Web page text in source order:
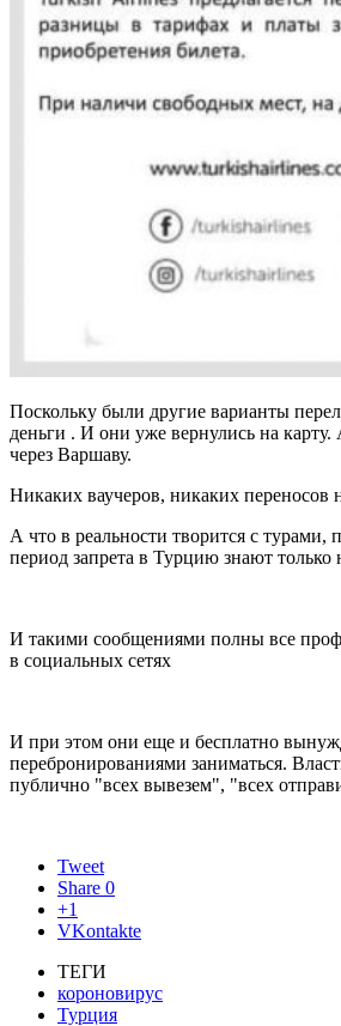
Поскольку были другие варианты
деньги . И они уже вернулись на
через Варшаву.
Никаких ваучеров, никаких переносов
А что в реальности творится с турами,
период запрета в Турцию знают только
И такими сообщениями полны все
в социальных сетях
И при этом они еще и бесплатно
перебронированиями заниматься.
публично "всех вывезем", "всех
Tweet
Share 0
+1
VKontakte
ТЕГИ
короновирус
Турция